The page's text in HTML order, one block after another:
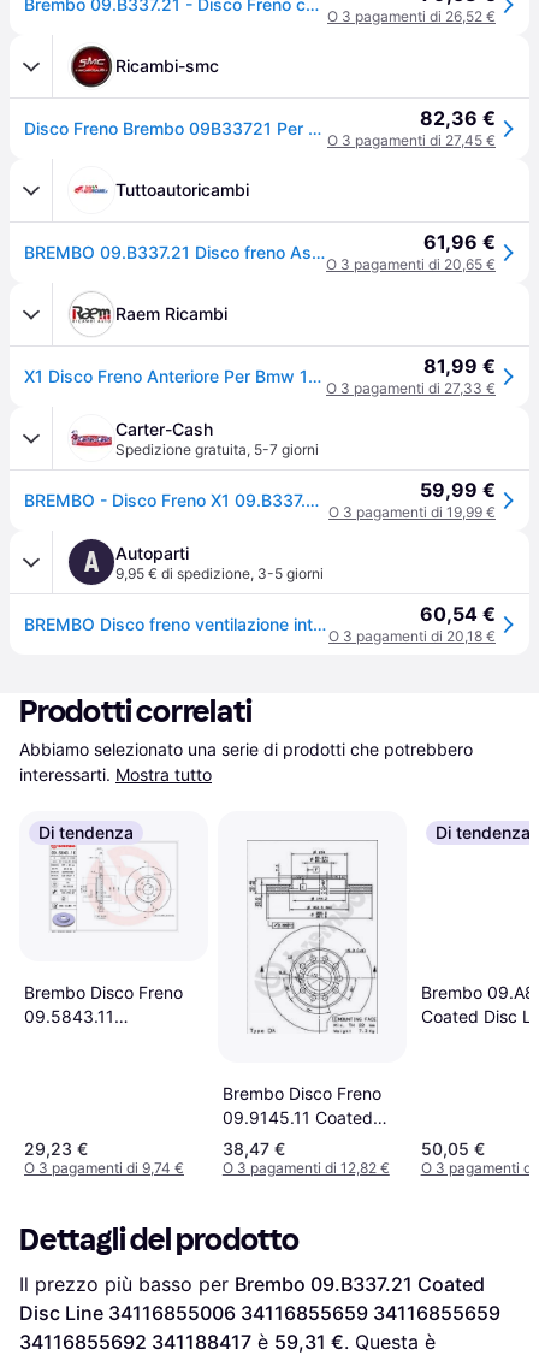
Brembo 09.B337.21 - Disco Freno con Verniciatura UV (Set di 1) - Anteriore
O 3 pagamenti di 26,52 €
Ricambi-smc
Disco Freno Brembo 09B33721 Per Auto Bmw 82,36 €
O 3 pagamenti di 27,45 €
Tuttoautoricambi
BREMBO 09.B337.21 Disco freno Assale anteriore, ventilazione interna, rivestito, ad alto tenore di carbonio, con bulloni/viti 61,96 €
O 3 pagamenti di 20,65 €
Raem Ricambi
X1 Disco Freno Anteriore Per Bmw 1/2/3/4 E Bmw X1 81,99 €
O 3 pagamenti di 27,33 €
Carter-Cash
Spedizione gratuita, 5-7 giorni
BREMBO - Disco Freno X1 09.B337.21 - Ref. BB09.B337.21 59,99 €
O 3 pagamenti di 19,99 €
A Autoparti
9,95 € di spedizione, 3-5 giorni
BREMBO Disco freno ventilazione interna 09.B337.21 Dischi freno,Dischi dei freni BMW,3 Limousine (E90),3 Touring (E91),1 Schrägheck (F20) 60,54 €
O 3 pagamenti di 20,18 €
Prodotti correlati
Abbiamo selezionato una serie di prodotti che potrebbero
interessarti. Mostra tutto
Di tendenza
Brembo Disco Freno
09.5843.11
29,23 €
O 3 pagamenti di 9,74 €
Brembo Disco Freno
09.9145.11 Coated
Disc Line 288 25 5
38,47 €
O 3 pagamenti di 12,82 €
Di tendenza
Brembo
Coated Disc
50,05 €
O 3 pagamenti di
Dettagli del prodotto
Il prezzo più basso per Brembo 09.B337.21 Coated
Disc Line 34116855006 34116855659 34116855659
34116855692 341188417 è 59,31 €. Questa è